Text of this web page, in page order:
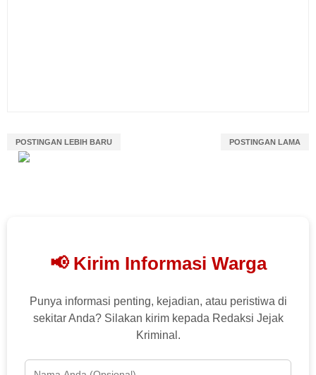
POSTINGAN LEBIH BARU POSTINGAN LAMA
📢 Kirim Informasi Warga
Punya informasi penting, kejadian, atau peristiwa di
sekitar Anda? Silakan kirim kepada Redaksi Jejak
Kriminal.